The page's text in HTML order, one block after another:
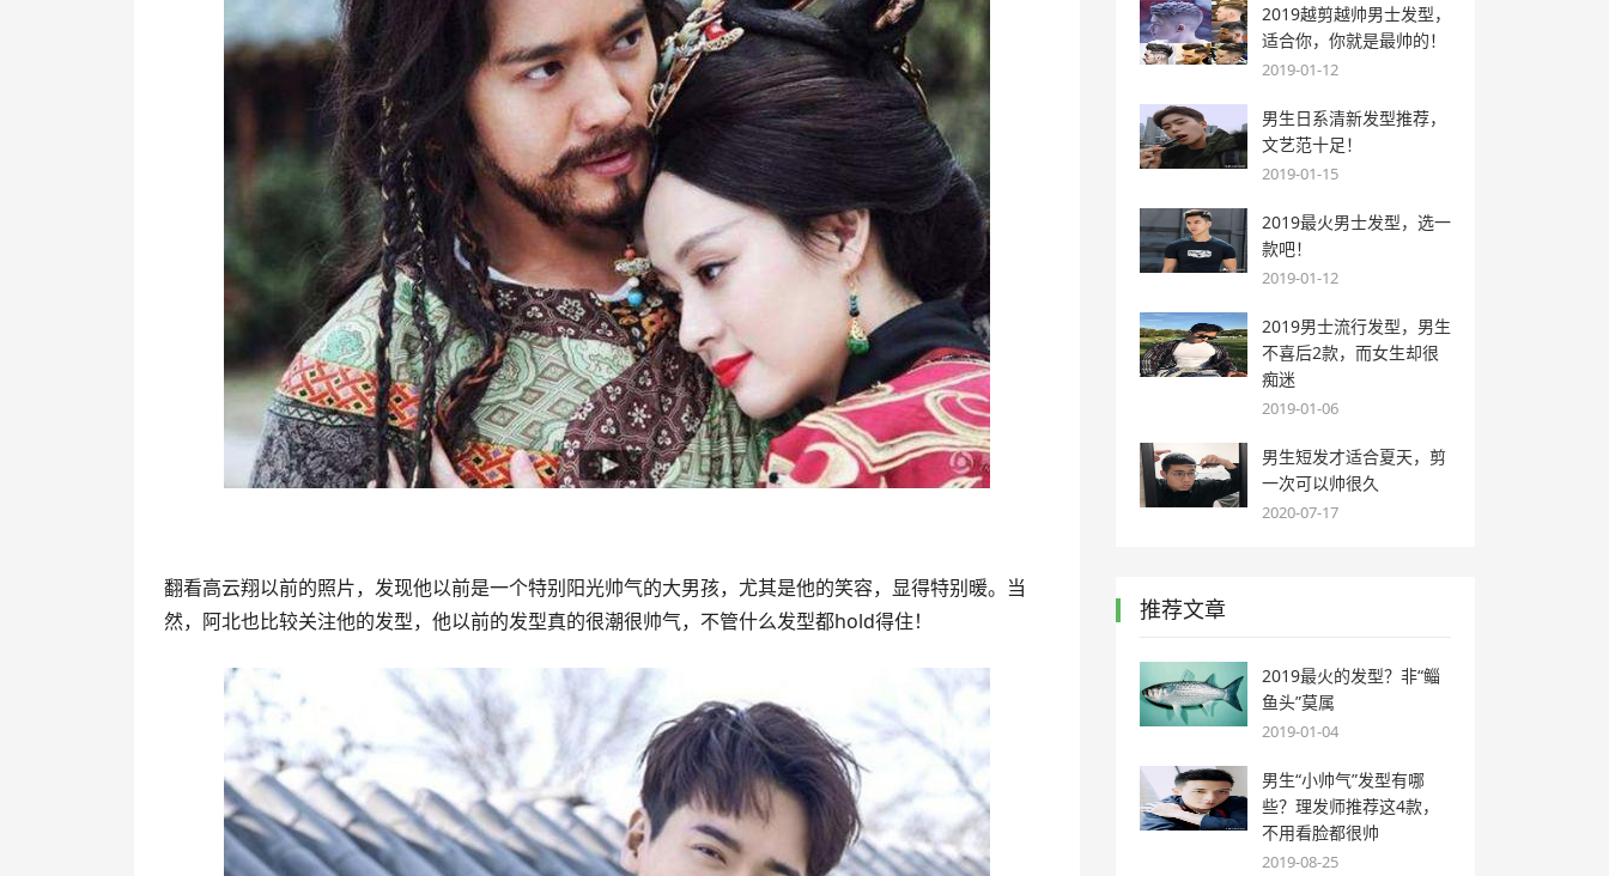
翻看高云翔以前的照片，发现他以前是一个特别阳光帅气的大男孩，尤其是他的笑容，显得特别暖。当
然，阿北也比较关注他的发型，他以前的发型真的很潮很帅气，不管什么发型都hold得住！
2019越剪越帅男士发型，
适合你，你就是最帅的！
2019-01-12
男生日系清新发型推荐，
文艺范十足！
2019-01-15
2019最火男士发型，选一
款吧！
2019-01-12
2019男士流行发型，男生
不喜后2款，而女生却很
痴迷
2019-01-06
男生短发才适合夏天，剪
一次可以帅很久
2020-07-17
推荐文章
2019最火的发型？非“鲻
鱼头”莫属
2019-01-04
男生“小帅气”发型有哪
些？理发师推荐这4款，
不用看脸都很帅
2019-08-25